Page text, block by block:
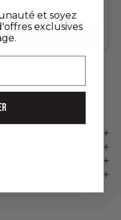
et soyez
exclusives